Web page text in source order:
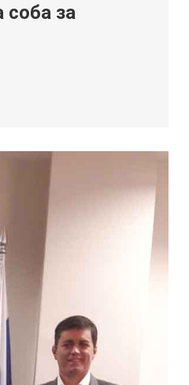
соба за